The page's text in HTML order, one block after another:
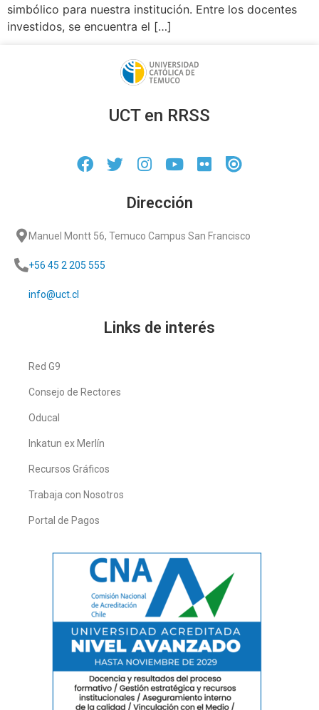
simbólico para nuestra institución. Entre los docentes
investidos, se encuentra el […]
UCT en RRSS
Dirección
Manuel Montt 56, Temuco Campus San Francisco
+56 45 2 205 555
info@uct.cl
Links de interés
Red G9
Consejo de Rectores
Oducal
Inkatun ex Merlín
Recursos Gráficos
Trabaja con Nosotros
Portal de Pagos